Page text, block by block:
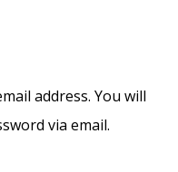
address. You will
via email.